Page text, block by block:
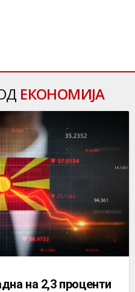
ЕКОНОМИЈА
на 2,3 проценти